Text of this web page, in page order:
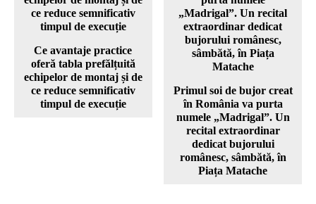
Ce avantaje practice
oferă tabla prefălțuită
echipelor de montaj și de
ce reduce semnificativ
timpul de execuție
Primul soi de bujor creat
în România va purta
numele „Madrigal”. Un
recital extraordinar
dedicat bujorului
românesc, sâmbătă, în
Piața Matache